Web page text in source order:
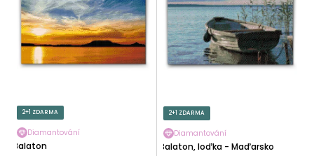
T
ŮU
K
T
2+1 ZDARMA
Diamantování
Balaton
2+1 ZDARMA
Diamantování
Balaton, loďka - Maďarsko